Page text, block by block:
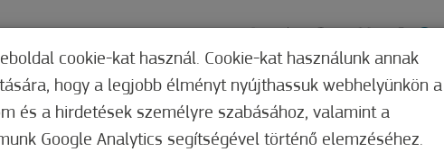
AJÁNLATOK KAPCSOLAT ÁRAK
cookie-kat használ. Cookie-kat használunk annak
hogy a legjobb élményt nyújthassuk webhelyünkön a
és a hirdetések személyre szabásához, valamint a
Google Analytics segítségével történő elemzéséhez.